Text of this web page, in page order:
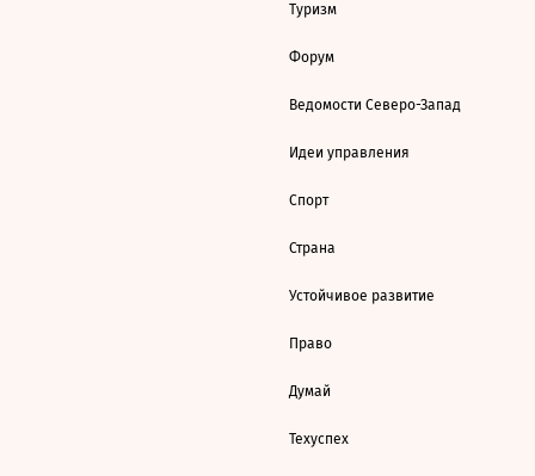
Туризм
Форум
Ведомости Северо-Запад
Идеи управления
Спорт
Страна
Устойчивое развитие
Право
Думай
Техуспех